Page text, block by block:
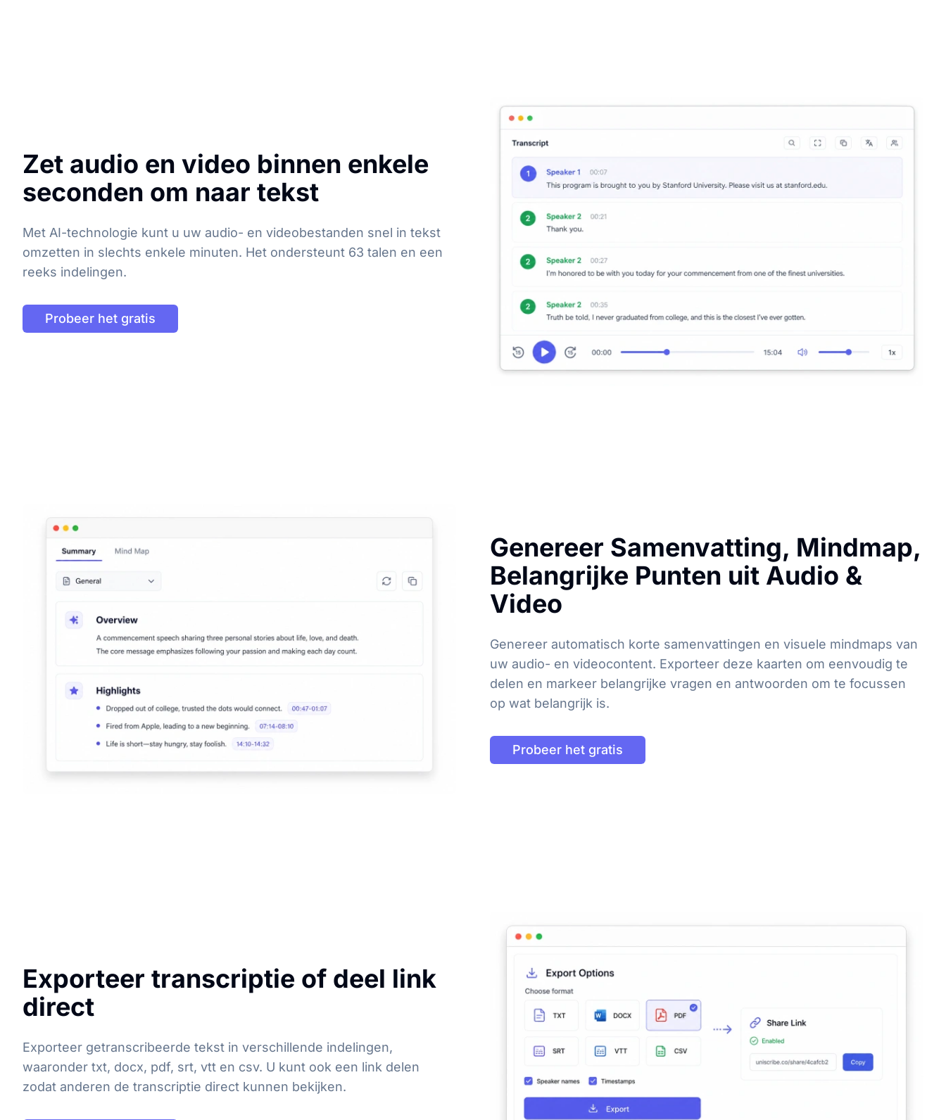
Zet audio en video binnen enkele
seconden om naar tekst
Met AI-technologie kunt u uw audio- en videobestanden snel in tekst
omzetten in slechts enkele minuten. Het ondersteunt 63 talen en een
reeks indelingen.
Probeer het gratis
Genereer Samenvatting, Mindmap,
Belangrijke Punten uit Audio &
Video
Genereer automatisch korte samenvattingen en visuele mindmaps van
uw audio- en videocontent. Exporteer deze kaarten om eenvoudig te
delen en markeer belangrijke vragen en antwoorden om te focussen
op wat belangrijk is.
Probeer het gratis
Exporteer transcriptie of deel link
direct
Exporteer getranscribeerde tekst in verschillende indelingen,
waaronder txt, docx, pdf, srt, vtt en csv. U kunt ook een link delen
zodat anderen de transcriptie direct kunnen bekijken.